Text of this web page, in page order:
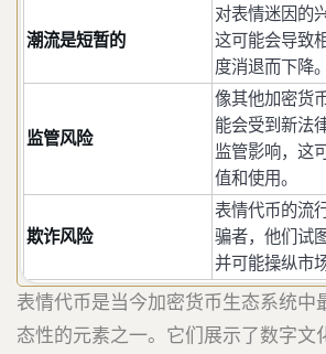
潮流是短暂的
对表情迷因的
这可能会导致
度消退而下降。
监管风险
像其他加密货
能会受到新法
监管影响，这
值和使用。
欺诈风险
表情代币的流
骗者，他们试
并可能操纵市场
表情代币是当今加密货币生态系统中
态性的元素之一。它们展示了数字文